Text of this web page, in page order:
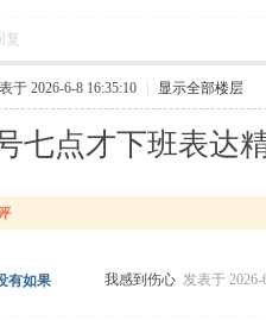
复
于 2026-6-8 16:35:10 显示全部楼层
七点才下班表达
有如果 我感到伤心 发表于 2026-